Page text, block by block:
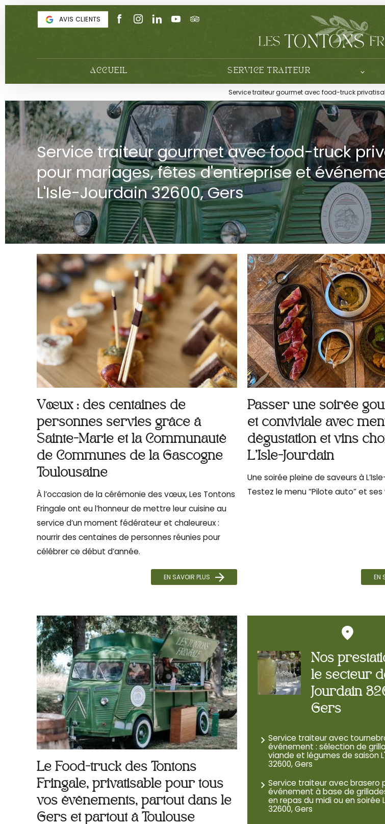
AVIS CLIENTS
ACCUEIL SERVICE TRAITEUR
Service traiteur gourmet avec food-truck
Service traiteur gourmet avec food-truck
pour mariages, fêtes d'entreprise et
L'Isle-Jourdain 32600, Gers
Vœux : des centaines de
personnes servies grâce à
Sainte-Marie et la Communauté
de Communes de la Gascogne
Toulousaine
À l’occasion de la cérémonie des vœux, Les Tontons
Fringale ont eu l’honneur de mettre leur cuisine au
service d’un moment fédérateur et chaleureux :
nourrir des centaines de personnes réunies pour
célébrer ce début d’année.
EN SAVOIR PLUS
Passer une soirée
et conviviale avec
dégustation et vins
L’Isle-Jourdain
Une soirée pleine de saveurs à
Testez le menu “Pilote auto” et ses
EN
Le Food-truck des Tontons
Fringale, privatisable pour tous
vos évènements, partout dans le
Gers et partout à Toulouse
Nos
le secteur
Jourdain
Gers
Service traiteur avec
événement : sélection de
viande et légumes de saison
32600, Gers
Service traiteur avec brasero
événement à base de
en repas du midi ou en soirée
32600, Gers
Panneau de gestion des cookies